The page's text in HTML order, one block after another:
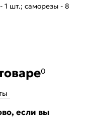
1 шт.; саморезы - 8
0
если вы